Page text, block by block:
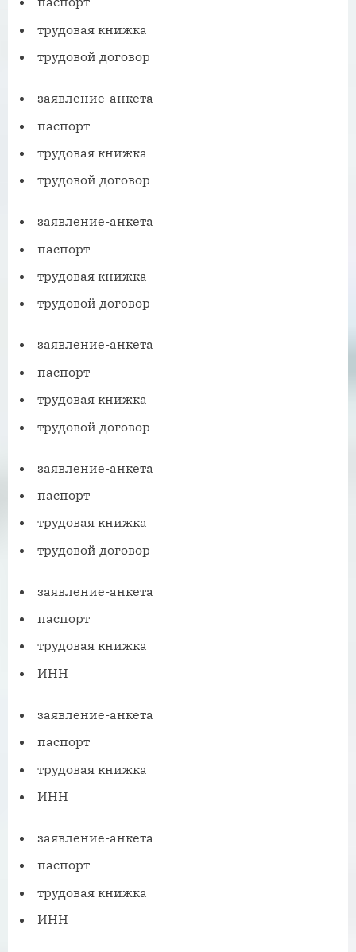
трудовая книжка
трудовой договор
заявление-анкета
паспорт
трудовая книжка
трудовой договор
заявление-анкета
паспорт
трудовая книжка
трудовой договор
заявление-анкета
паспорт
трудовая книжка
трудовой договор
заявление-анкета
паспорт
трудовая книжка
трудовой договор
заявление-анкета
паспорт
трудовая книжка
ИНН
заявление-анкета
паспорт
трудовая книжка
ИНН
заявление-анкета
паспорт
трудовая книжка
ИНН